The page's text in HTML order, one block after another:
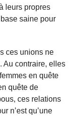
leurs propres
saine pour
ces unions ne
Au contraire, elles
en quête
quête de
ces relations
n’est qu’une